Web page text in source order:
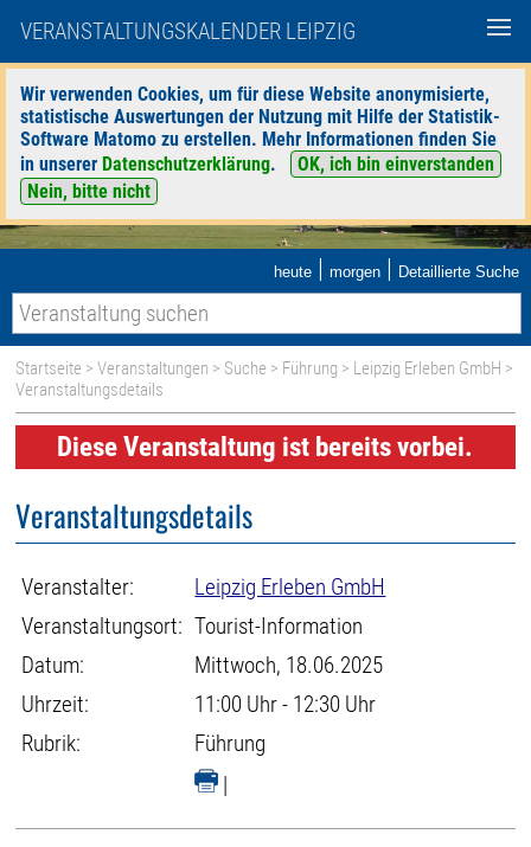
VERANSTALTUNGSKALENDER LEIPZIG
Wir verwenden Cookies, um für diese Website anonymisierte,
statistische Auswertungen der Nutzung mit Hilfe der Statistik-
Software Matomo zu erstellen. Mehr Informationen finden Sie
in unserer Datenschutzerklärung.
OK, ich bin einverstanden
Nein, bitte nicht
heute | morgen | Detaillierte Suche
Startseite >Veranstaltungen > Suche > Führung > Leipzig Erleben GmbH >
Veranstaltungsdetails
Diese Veranstaltung ist bereits vorbei.
Veranstaltungsdetails
Veranstalter:
Leipzig Erleben GmbH
Veranstaltungsort: Tourist-Information
Datum:
Mittwoch, 18.06.2025
Uhrzeit:
11:00 Uhr - 12:30 Uhr
Rubrik:
Führung
|